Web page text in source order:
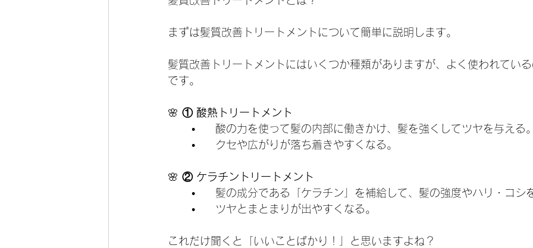
まずは髪質改善トリートメントについて簡単に説明します。
髪質改善トリートメントにはいくつか種類がありますが、よく使われてい
です。
🌸 ① 酸熱トリートメント
	•	酸の力を使って髪の内部に働きかけ、髪を強くしてツヤを与える。
	•	クセや広がりが落ち着きやすくなる。
🌸 ② ケラチントリートメント
•	髪の成分である「ケラチン」を補給して、髪の強度やハリ・コシ
	•	ツヤとまとまりが出やすくなる。
これだけ聞くと「いいことばかり！」と思いますよね？